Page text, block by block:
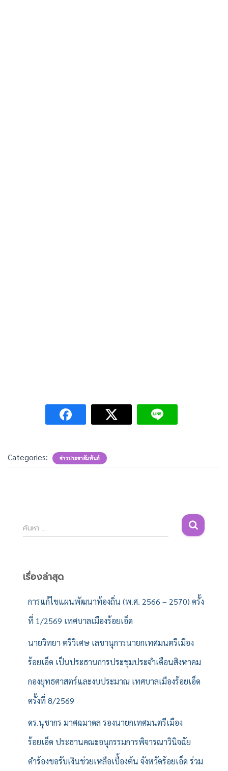
Categories: ข่าวประชาสัมพันธ์
ค้
น
สำ
ค้นหา …
เรื่องล่าสุด
การแก้ไขแผนพัฒนาท้องถิ่น (พ.ศ. 2566 – 2570) ครั้ง
ที่ 1/2569 เทศบาลเมืองร้อยเอ็ด
นายวิทยา ตรีวิเศษ เลขานุการนายกเทศมนตรีเมือง
ร้อยเอ็ด เป็นประธานการประชุมประจำเดือนสิงหาคม
กองยุทธศาสตร์และงบประมาณ เทศบาลเมืองร้อยเอ็ด
ครั้งที่ 8/2569
ดร.นุชากร มาศฉมาดล รองนายกเทศมนตรีเมือง
ร้อยเอ็ด ประธานคณะอนุกรรมการพิจารณาวินิจฉัย
คำร้องขอรับเงินช่วยเหลือเบื้องต้น จังหวัดร้อยเอ็ด ร่วม